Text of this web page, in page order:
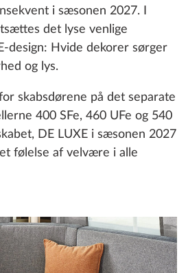
i sæsonen 2027. I
det lyse venlige
design: Hvide dekorer sørger
og lys.
skabsdørene på det separate
400 SFe, 460 UFe og 540
DE LUXE i sæsonen 2027
følelse af velvære i alle